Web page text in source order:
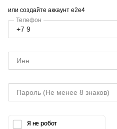
или создайте аккаунт e2e4
Телефон